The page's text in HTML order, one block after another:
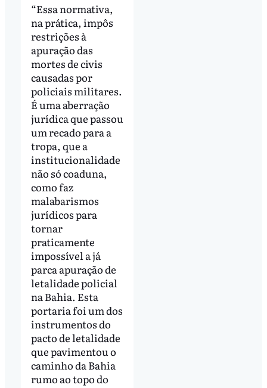
“Essa normativa,
na prática, impôs
restrições à
apuração das
mortes de civis
causadas por
policiais militares.
É uma aberração
jurídica que passou
um recado para a
tropa, que a
institucionalidade
não só coaduna,
como faz
malabarismos
jurídicos para
tornar
praticamente
impossível a já
parca apuração de
letalidade policial
na Bahia. Esta
portaria foi um dos
instrumentos do
pacto de letalidade
que pavimentou o
caminho da Bahia
rumo ao topo do